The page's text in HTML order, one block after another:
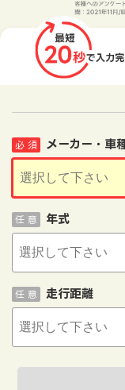
メーカー・車
必 須
年式
任 意
走行距離
任 意